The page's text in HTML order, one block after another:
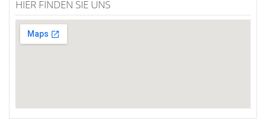
HIER FINDEN SIE UNS